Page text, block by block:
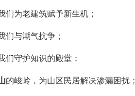
们为老建筑赋予新生机；
们与潮气抗争；
们守护知识的殿堂；
的峻岭，为山区民居解决渗漏困扰；